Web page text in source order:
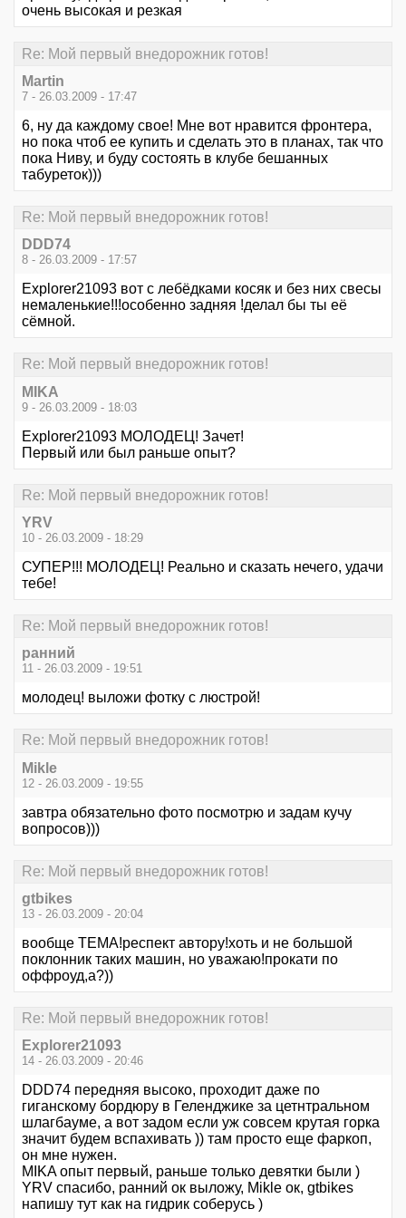
очень высокая и резкая
Re: Мой первый внедорожник готов!
Martin
7 - 26.03.2009 - 17:47
6, ну да каждому свое! Мне вот нравится фронтера,
но пока чтоб ее купить и сделать это в планах, так что
пока Ниву, и буду состоять в клубе бешанных
табуреток)))
Re: Мой первый внедорожник готов!
DDD74
8 - 26.03.2009 - 17:57
Explorer21093 вот с лебёдками косяк и без них свесы
немаленькие!!!особенно задняя !делал бы ты её
сёмной.
Re: Мой первый внедорожник готов!
MIKA
9 - 26.03.2009 - 18:03
Explorer21093 МОЛОДЕЦ! Зачет!
Первый или был раньше опыт?
Re: Мой первый внедорожник готов!
YRV
10 - 26.03.2009 - 18:29
СУПЕР!!! МОЛОДЕЦ! Реально и сказать нечего, удачи
тебе!
Re: Мой первый внедорожник готов!
ранний
11 - 26.03.2009 - 19:51
молодец! выложи фотку с люстрой!
Re: Мой первый внедорожник готов!
Mikle
12 - 26.03.2009 - 19:55
завтра обязательно фото посмотрю и задам кучу
вопросов)))
Re: Мой первый внедорожник готов!
gtbikes
13 - 26.03.2009 - 20:04
вообще ТЕМА!респект автору!хоть и не большой
поклонник таких машин, но уважаю!прокати по
оффроуд,а?))
Re: Мой первый внедорожник готов!
Explorer21093
14 - 26.03.2009 - 20:46
DDD74 передняя высоко, проходит даже по
гиганскому бордюру в Геленджике за цетнтральном
шлагбауме, а вот задом если уж совсем крутая горка
значит будем вспахивать )) там просто еще фаркоп,
он мне нужен.
MIKA опыт первый, раньше только девятки были )
YRV спасибо, ранний ок выложу, Mikle ок, gtbikes
напишу тут как на гидрик соберусь )